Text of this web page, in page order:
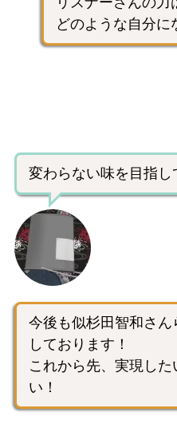
どのような自分に
変わらない味を目指し
今後も似杉田智和さ
しております！
これから先、実現し
い！